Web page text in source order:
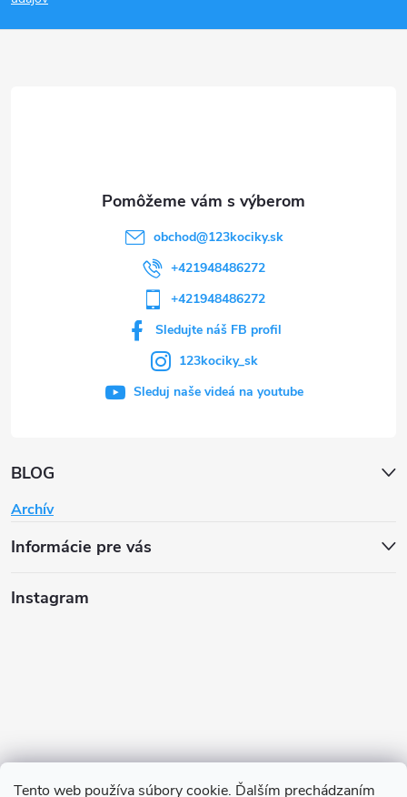
Tento web používa súbory cookie. Ďalším prechádzaním
BLOG
Archív
Informácie pre vás
obchod@123kociky.sk
+421948486272
+421948486272
Sledujte náš FB profil
123kociky_sk
Sleduj naše videá na youtube
Instagram